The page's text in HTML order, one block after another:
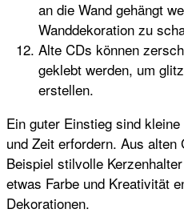
an die Wand gehängt
Wanddekoration zu
Alte CDs können
geklebt werden, um
erstellen.
Ein guter Einstieg sind
und Zeit erfordern. Aus
Beispiel stilvolle
etwas Farbe und Kreativität
Dekorationen.